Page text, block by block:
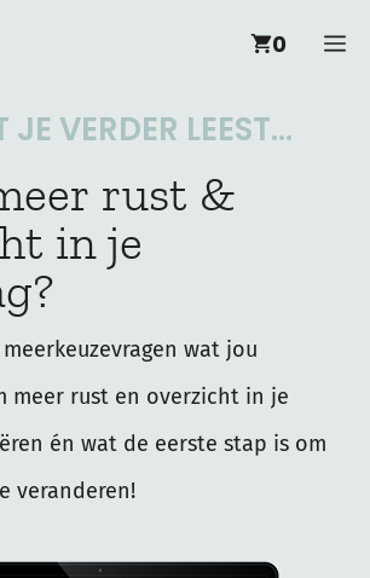
0
VERDER LEEST...
rust &
in je
wat jou
meer rust en overzicht in je
én wat de eerste stap is om
veranderen!